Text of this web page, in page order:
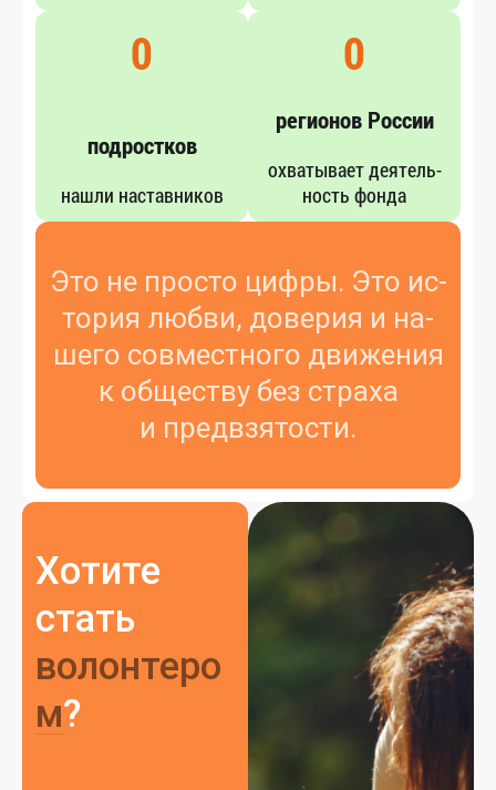
0
подростков
наш­ли нас­тавни­ков
0
регионов России
ох­ва­тыва­ет де­ятель­
ность фон­да
Это не прос­то циф­ры. Это ис­
то­рия люб­ви, до­верия и на­
шего сов­мес­тно­го дви­жения
к об­щес­тву без стра­ха
и пред­взя­тос­ти.
Хотите
стать
волонтеро
м?